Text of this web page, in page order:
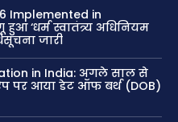
Implemented in
‘धर्म स्वातंत्र्य अधिनियम
जारी
in India: अगले साल से
पर आया डेट ऑफ बर्थ (DOB)